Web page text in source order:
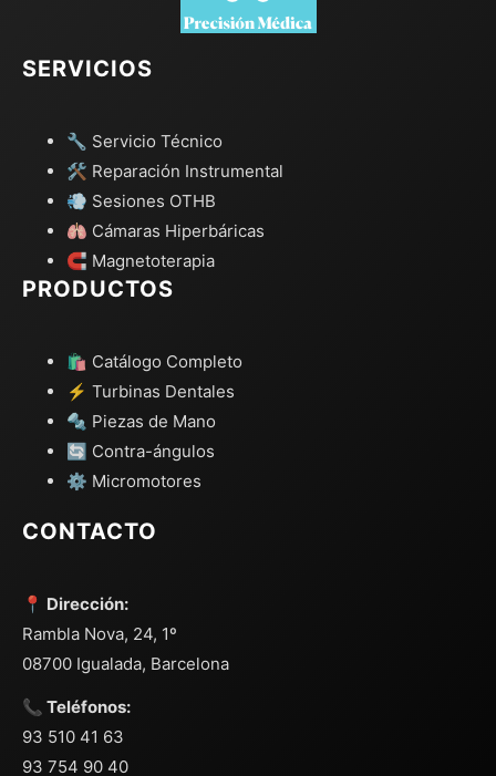
SERVICIOS
🔧 Servicio Técnico
🛠️ Reparación Instrumental
💨 Sesiones OTHB
🫁 Cámaras Hiperbáricas
🧲 Magnetoterapia
PRODUCTOS
🛍️ Catálogo Completo
⚡ Turbinas Dentales
🔩 Piezas de Mano
🔄 Contra-ángulos
⚙️ Micromotores
CONTACTO
📍 Dirección:
Rambla Nova, 24, 1º
08700 Igualada, Barcelona
📞 Teléfonos:
93 510 41 63
93 754 90 40